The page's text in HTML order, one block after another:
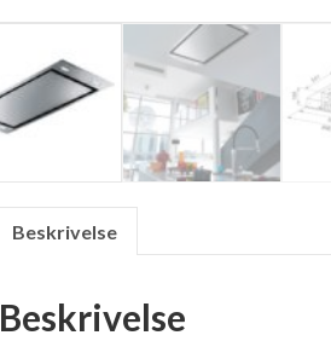
Beskrivelse
Beskrivelse